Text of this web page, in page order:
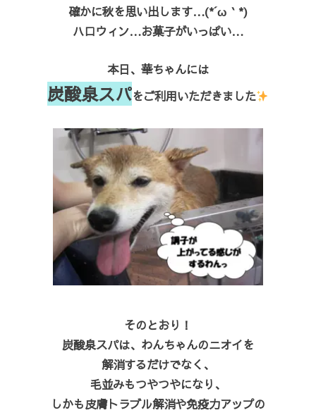
確かに秋を思い出します…(*´ω｀*)
ハロウィン…お菓子がいっぱい…
本日、華ちゃんには
炭酸泉スパをご利用いただきました
そのとおり！
炭酸泉スパは、わんちゃんのニオイを
解消するだけでなく、
毛並みもつやつやになり、
しかも皮膚トラブル解消や免疫力アップの